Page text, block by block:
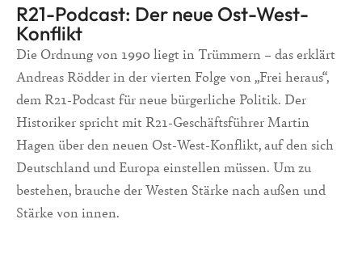
R21-Podcast: Der neue Ost-West-
Konflikt
Die Ordnung von 1990 liegt in Trümmern – das erklärt
Andreas Rödder in der vierten Folge von „Frei heraus“,
dem R21-Podcast für neue bürgerliche Politik. Der
Historiker spricht mit R21-Geschäftsführer Martin
Hagen über den neuen Ost-West-Konflikt, auf den sich
Deutschland und Europa einstellen müssen. Um zu
bestehen, brauche der Westen Stärke nach außen und
Stärke von innen.